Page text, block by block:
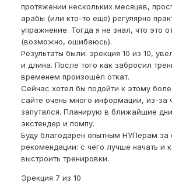
протяжении нескольких месяцев,
арабы (или кто-то ещё) регулярно
упражнение. Тогда я не знал, что это
(возможно, ошибаюсь).
Результаты были: эрекция 10 из 10,
и длина. После того как забросил
временем произошёл откат.
Сейчас хотел бы подойти к этому
сайте очень много информации, из-за
запутался. Планирую в ближайшие дни
экстендер и помпу.
Буду благодарен опытным НУПерам за
рекомендации: с чего лучше начать и
выстроить тренировки.
Эрекция 7 из 10